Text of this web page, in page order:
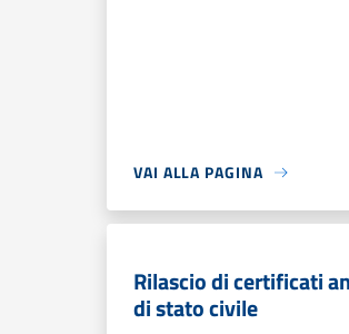
VAI ALLA PAGINA
Rilascio di certificati
di stato civile